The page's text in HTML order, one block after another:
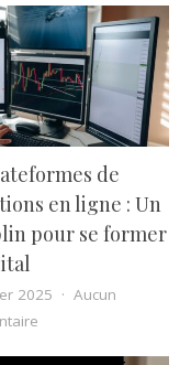
et élégant
de
en ligne : Un
pour se former
2025
Aucun